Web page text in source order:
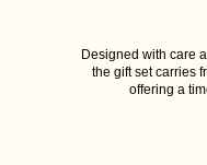
Designed with care
the gift set carries
offering a